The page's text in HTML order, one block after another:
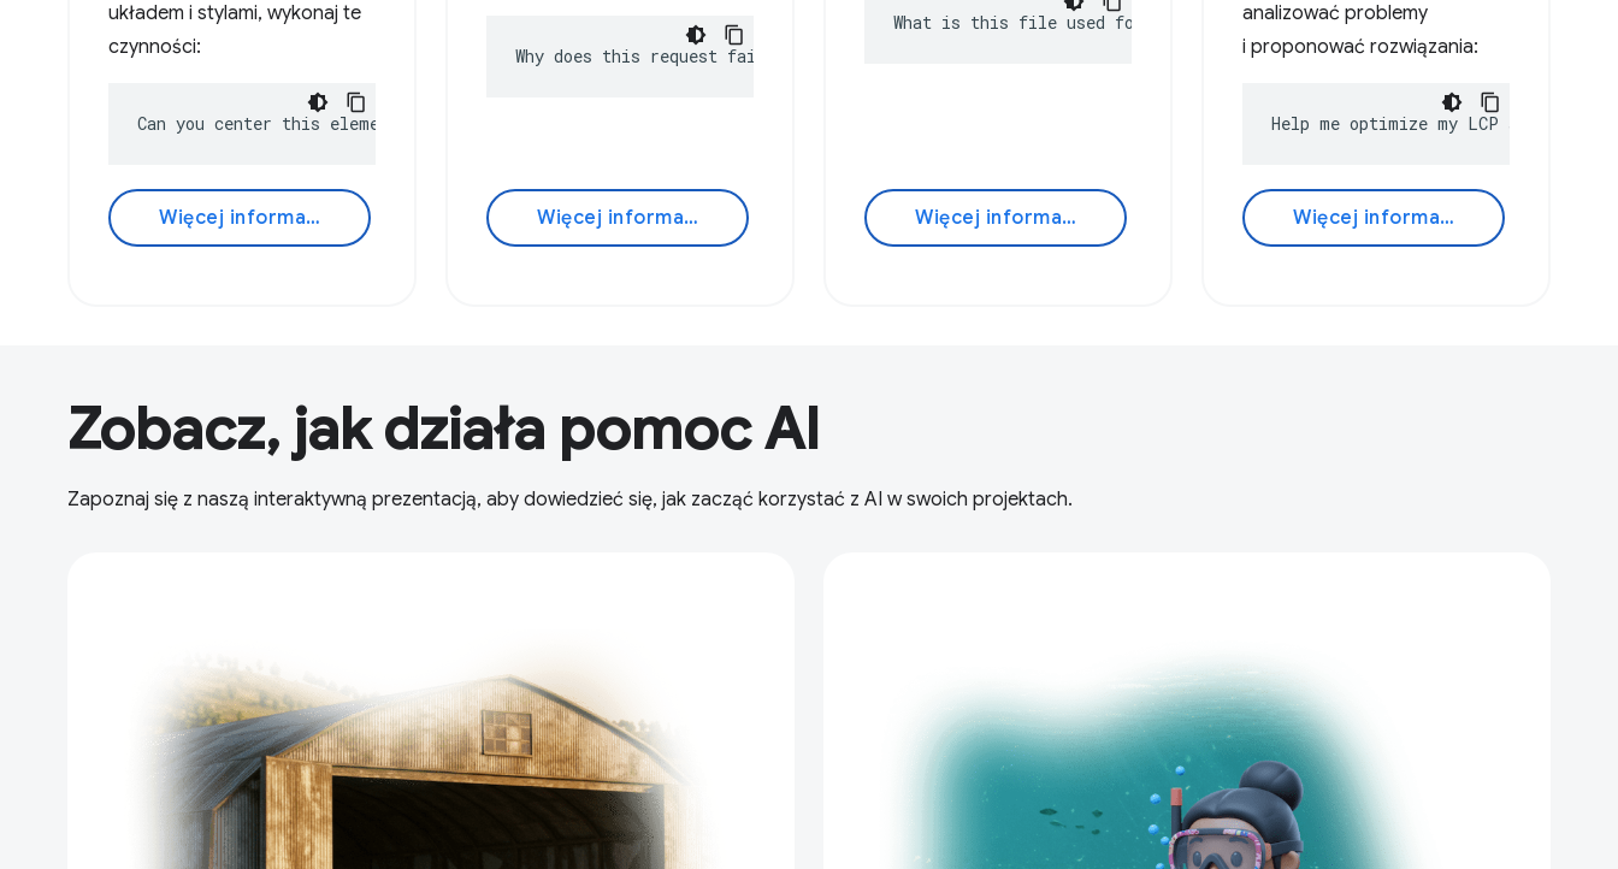
układem i stylami, wykonaj te
czynności:
Can you center this element?
Więcej informacji
Why does this request fail?
Więcej informacji
What is this file used for?
Więcej informacji
analizować problemy
i proponować rozwiązania:
Help me optimize my LCP score
Więcej informacji
Zobacz, jak działa pomoc AI
Zapoznaj się z naszą interaktywną prezentacją, aby dowiedzieć się, jak zacząć korzystać z AI w swoich projektach.